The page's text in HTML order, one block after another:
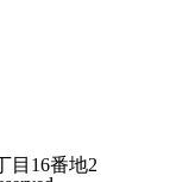
目16番地2